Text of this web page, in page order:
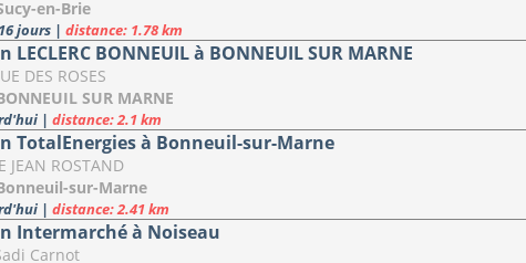
en-Brie
jours | distance: 1.78 km
LECLERC BONNEUIL à BONNEUIL SUR MARNE
DES ROSES
SUR MARNE
| distance: 2.1 km
TotalEnergies à Bonneuil-sur-Marne
JEAN ROSTAND
sur-Marne
| distance: 2.41 km
Intermarché à Noiseau
Carnot